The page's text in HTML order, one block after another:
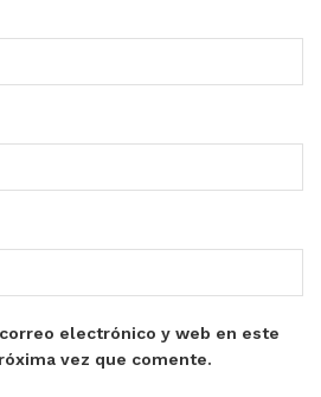
electrónico y web en este
vez que comente.